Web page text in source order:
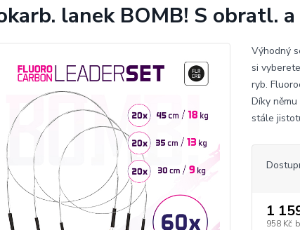
lanek BOMB! S obratl.
Výhodný
si
ryb.
Díky
stále
1
958 Kč